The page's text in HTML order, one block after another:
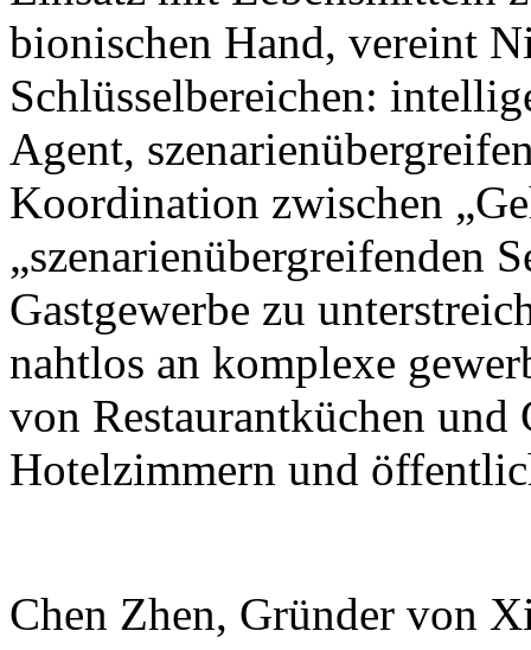
bionischen Hand, vereint
Schlüsselbereichen:
Agent,
Koordination zwischen
„szenarienübergreifenden
Gastgewerbe zu
nahtlos an komplexe
von Restaurantküchen und
Hotelzimmern und
Chen Zhen, Gründer von